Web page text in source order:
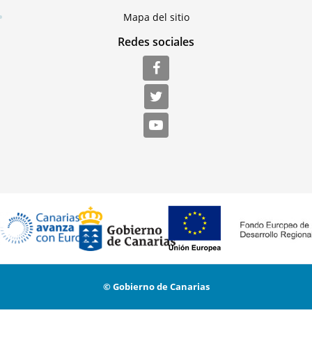
Mapa del sitio
Redes sociales
© Gobierno de Canarias